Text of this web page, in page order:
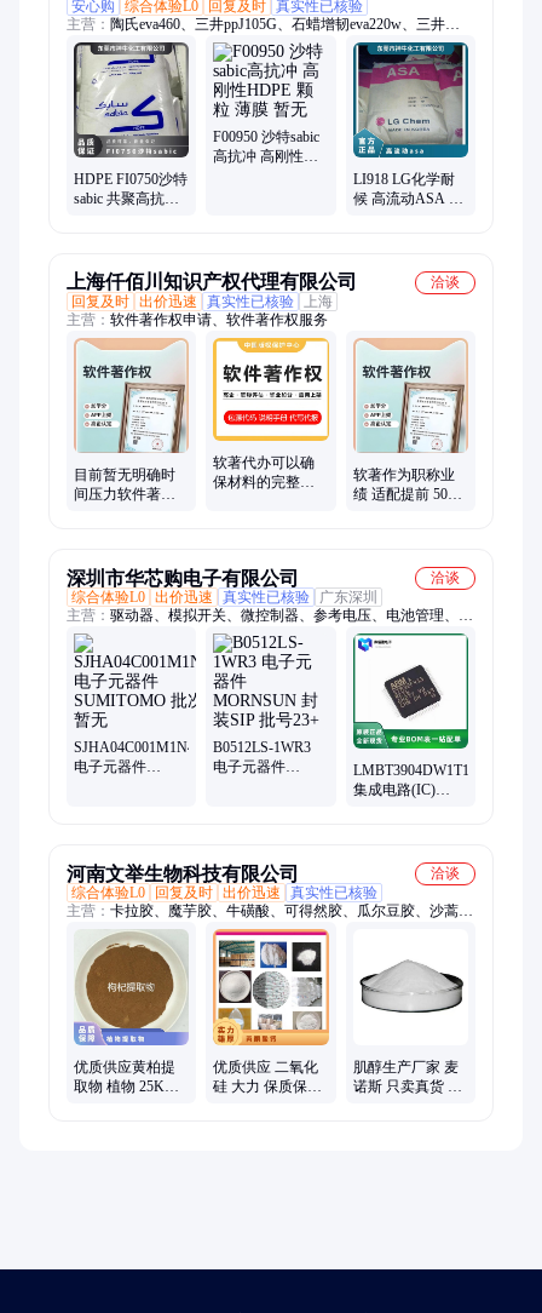
安心购
综合体验L0 回复及时 真实性已核验
主营： 陶氏eva460、三井ppJ105G、石蜡增韧eva220w、三井
eva260、热熔级eva250、普瑞曼ppj105g
HDPE FI0750沙特
sabic 共聚高抗冲
F00950 沙特sabic
高抗冲 高刚性
LI918 LG化学耐
候 高流动ASA 品
上海仟佰川知识产权代理有限公司
洽谈
回复及时 出价迅速 真实性已核验
上海
主营： 软件著作权申请、软件著作权服务
目前暂无明确时
间压力软件著作
软著代办可以确
保材料的完整性
软著作为职称业
绩 适配提前 50年
深圳市华芯购电子有限公司
洽谈
综合体验L0 出价迅速 真实性已核验
广东深圳
主营： 驱动器、模拟开关、微控制器、参考电压、电池管理、视
频开关ic、仪表放大器、音频放大器、开关稳压器、数字隔离
器、精密放大器、运算放大器、点火控制器、开关控制器、可编
程门阵列、接口集成电路、电容电阻
SJHA04C001M1N46
电子元器件
B0512LS-1WR3
电子元器件
LMBT3904DW1T1G
集成电路(IC)
河南文举生物科技有限公司
洽谈
综合体验L0
回复及时 出价迅速
真实性已核验
主营： 卡拉胶、魔芋胶、牛磺酸、可得然胶、瓜尔豆胶、沙蒿子
胶、海藻酸钠、纳他酶素、食用明胶、聚丙烯酸钠、甲基纤维
素、酪蛋白酸钠、普鲁兰多糖、乳酸链球菌素、食品级黄原胶
优质供应黄柏提
取物 植物 25KG/
优质供应 二氧化
硅 大力 保质保量
肌醇生产厂家 麦
诺斯 只卖真货 杜